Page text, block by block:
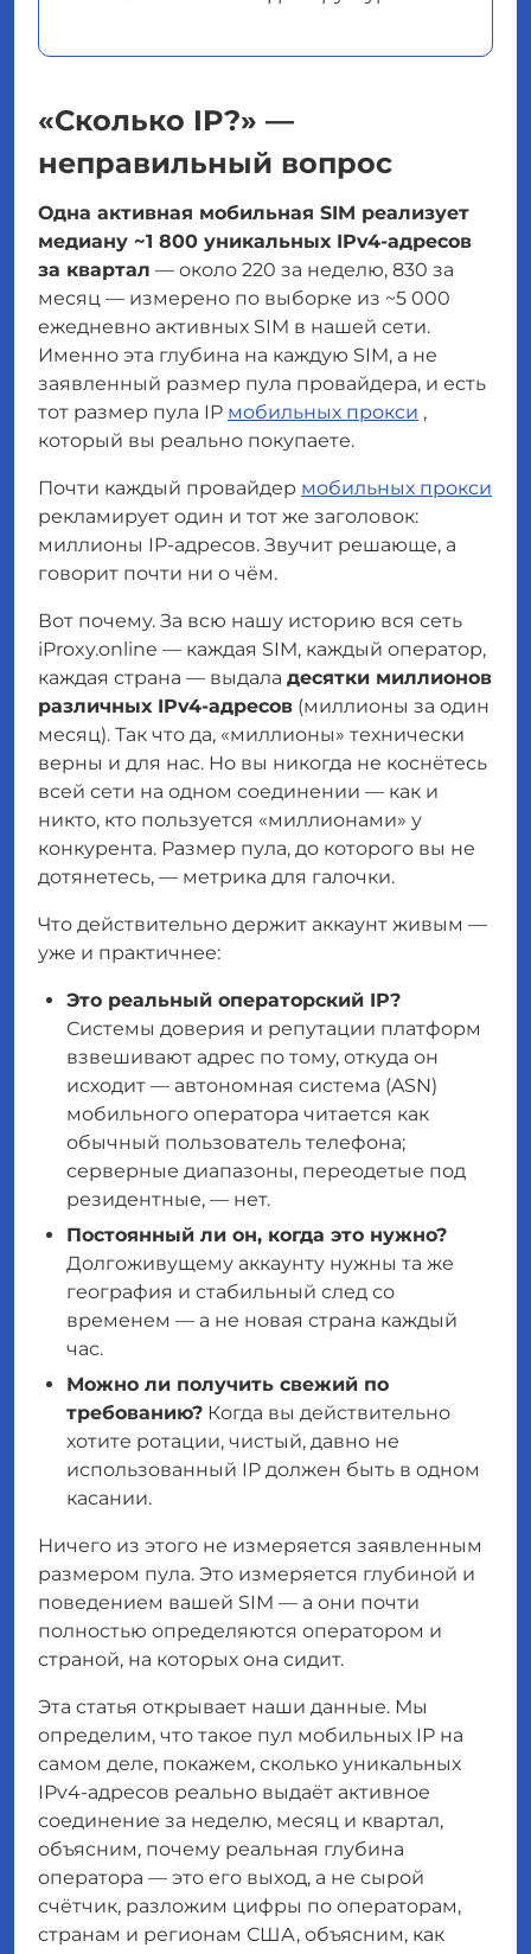
«Сколько IP?» —
неправильный вопрос
Одна активная мобильная SIM реализует
медиану ~1 800 уникальных IPv4-адресов
за квартал — около 220 за неделю, 830 за
месяц — измерено по выборке из ~5 000
ежедневно активных SIM в нашей сети.
Именно эта глубина на каждую SIM, а не
заявленный размер пула провайдера, и есть
тот размер пула IP мобильных прокси ,
который вы реально покупаете.
Почти каждый провайдер мобильных прокси
рекламирует один и тот же заголовок:
миллионы IP-адресов. Звучит решающе, а
говорит почти ни о чём.
Вот почему. За всю нашу историю вся сеть
iProxy.online — каждая SIM, каждый оператор,
каждая страна — выдала десятки миллионов
различных IPv4-адресов (миллионы за один
месяц). Так что да, «миллионы» технически
верны и для нас. Но вы никогда не коснётесь
всей сети на одном соединении — как и
никто, кто пользуется «миллионами» у
конкурента. Размер пула, до которого вы не
дотянетесь, — метрика для галочки.
Что действительно держит аккаунт живым —
уже и практичнее:
Это реальный операторский IP?
Системы доверия и репутации платформ
взвешивают адрес по тому, откуда он
исходит — автономная система (ASN)
мобильного оператора читается как
обычный пользователь телефона;
серверные диапазоны, переодетые под
резидентные, — нет.
Постоянный ли он, когда это нужно?
Долгоживущему аккаунту нужны та же
география и стабильный след со
временем — а не новая страна каждый
час.
Можно ли получить свежий по
требованию? Когда вы действительно
хотите ротации, чистый, давно не
использованный IP должен быть в одном
касании.
Ничего из этого не измеряется заявленным
размером пула. Это измеряется глубиной и
поведением вашей SIM — а они почти
полностью определяются оператором и
страной, на которых она сидит.
Эта статья открывает наши данные. Мы
определим, что такое пул мобильных IP на
самом деле, покажем, сколько уникальных
IPv4-адресов реально выдаёт активное
соединение за неделю, месяц и квартал,
объясним, почему реальная глубина
оператора — это его выход, а не сырой
счётчик, разложим цифры по операторам,
странам и регионам США, объясним, как